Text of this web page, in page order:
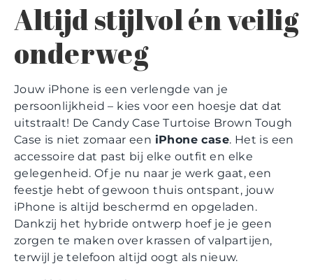
Altijd stijlvol én veilig
onderweg
Jouw iPhone is een verlengde van je
persoonlijkheid – kies voor een hoesje dat dat
uitstraalt! De Candy Case Turtoise Brown Tough
Case is niet zomaar een iPhone case. Het is een
accessoire dat past bij elke outfit en elke
gelegenheid. Of je nu naar je werk gaat, een
feestje hebt of gewoon thuis ontspant, jouw
iPhone is altijd beschermd en opgeladen.
Dankzij het hybride ontwerp hoef je je geen
zorgen te maken over krassen of valpartijen,
terwijl je telefoon altijd oogt als nieuw.